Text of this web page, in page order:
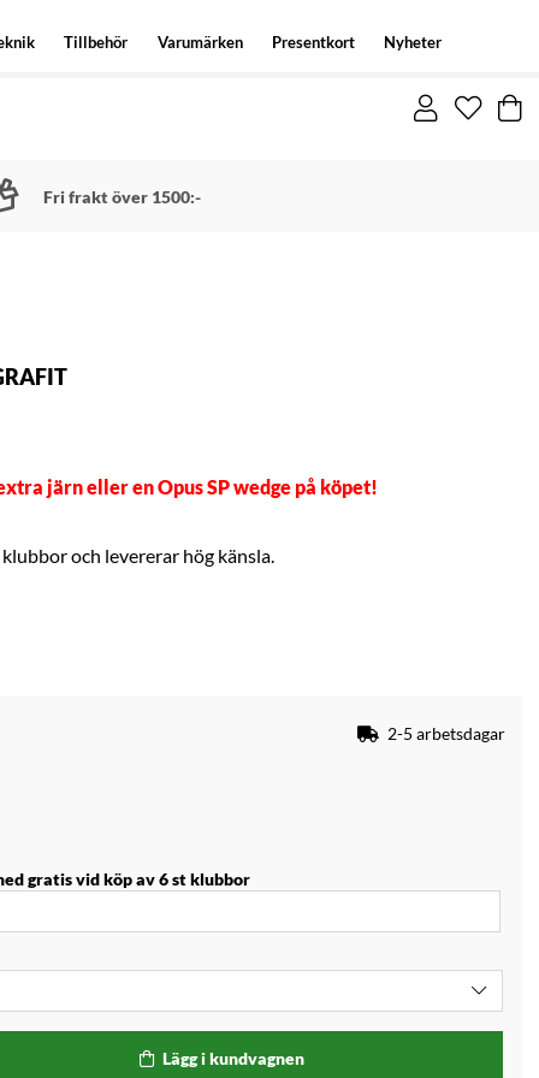
Tillbehör Varumärken Presentkort Nyheter
Fri frakt över 1500:-
järn eller en Opus SP wedge på köpet!
och levererar hög känsla.
2-5 arbetsdagar
gratis vid köp av 6 st klubbor
Lägg i kundvagnen